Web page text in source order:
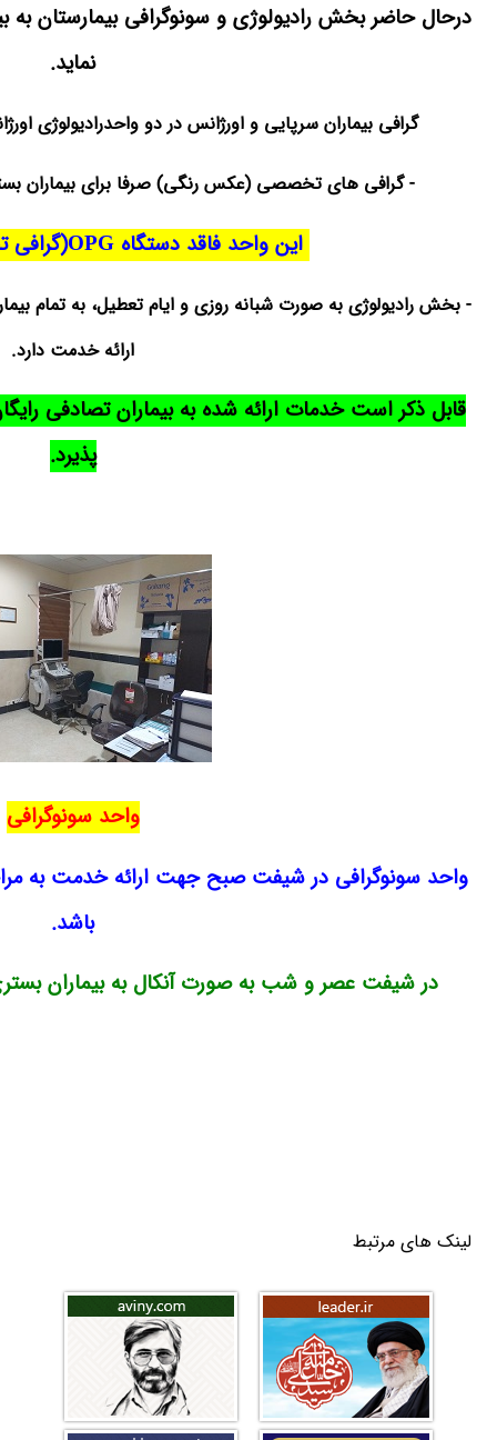
درحال حاضر بخش رادیولوژی و سونوگرافی بیمارستان
نماید.
گرافی بیماران سرپایی و اورژانس در دو واحدرادیولوژی
- گرافی های تخصصی (عکس رنگی) صرفا برای بیماران
این واحد فاقد دستگاه OPG(گرافی تخصصی فک) است.
- بخش رادیولوژی به صورت شبانه روزی و ایام تعطیل، به تمام
ارائه خدمت دارد.
قابل ذکر است خدمات ارائه شده به بیماران تصادفی
پذیرد.
واحد سونوگرافی
واحد سونوگرافی در شیفت صبح جهت ارائه خدمت به
باشد.
در شیفت عصر و شب به صورت آنکال به بیماران
لینک های مرتبط